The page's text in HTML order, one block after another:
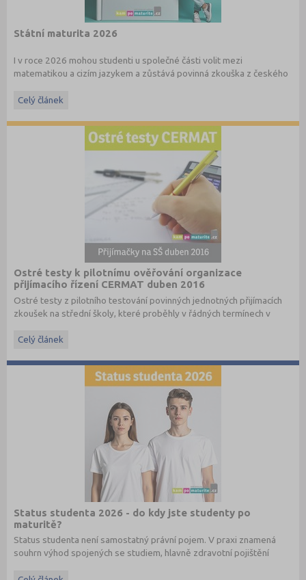
Státní maturita 2026
I v roce 2026 mohou studenti u společné části volit mezi
matematikou a cizím jazykem a zůstává povinná zkouška z českého
informacemi.
Celý článek
Ostré testy k pilotnímu ověřování organizace
přijímacího řízení CERMAT duben 2016
Ostré testy z pilotního testování povinných jednotných přijímacích
zkoušek na střední školy, které proběhly v řádných termínech v
Stáhněte si ostré i ilustrační testy
Celý článek
Status studenta 2026 - do kdy jste studenty po
maturitě?
Status studenta není samostatný právní pojem. V praxi znamená
souhrn výhod spojených se studiem, hlavně zdravotní pojištění